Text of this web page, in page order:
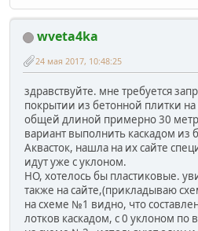
wveta4ka
24 мая 2017, 10:48:25
здравствуйте. мне требуется
покрытии из бетонной плитки
общей длиной примерно 30
вариант выполнить каскадом из
Аквасток, нашла на их сайте
идут уже с уклоном.
НО, хотелось бы пластиковые.
также на сайте,(прикладываю
на схеме №1 видно, что
лотков каскадом, с 0 уклоном по